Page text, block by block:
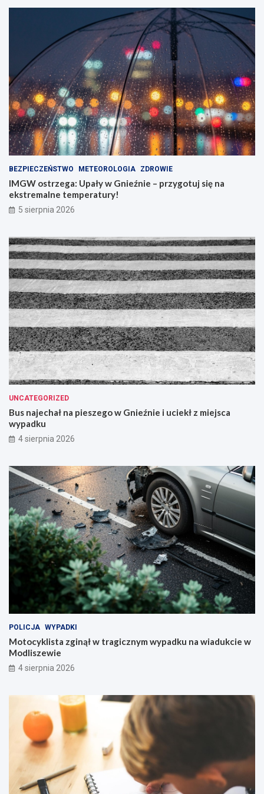
BEZPIECZEŃSTWO METEOROLOGIA ZDROWIE
IMGW ostrzega: Upały w Gnieźnie – przygotuj się na
ekstremalne temperatury!
5 sierpnia 2026
UNCATEGORIZED
Bus najechał na pieszego w Gnieźnie i uciekł z miejsca
wypadku
4 sierpnia 2026
POLICJA WYPADKI
Motocyklista zginął w tragicznym wypadku na wiadukcie w
Modliszewie
4 sierpnia 2026